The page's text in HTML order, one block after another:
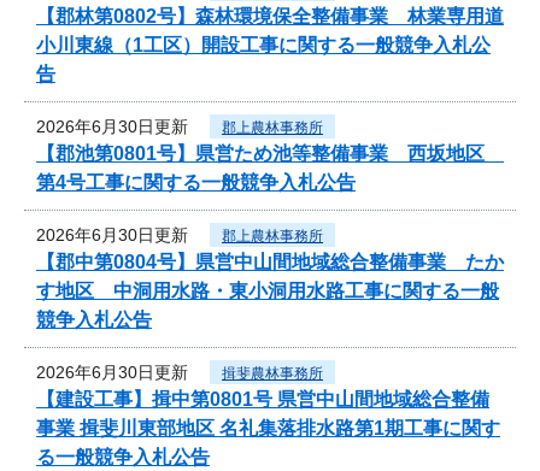
【郡林第0802号】森林環境保全整備事業 林業専用道
小川東線（1工区）開設工事に関する一般競争入札公
告
2026年6月30日更新 郡上農林事務所
【郡池第0801号】県営ため池等整備事業 西坂地区
第4号工事に関する一般競争入札公告
2026年6月30日更新 郡上農林事務所
【郡中第0804号】県営中山間地域総合整備事業 たか
す地区 中洞用水路・東小洞用水路工事に関する一般
競争入札公告
2026年6月30日更新 揖斐農林事務所
【建設工事】揖中第0801号 県営中山間地域総合整備
事業 揖斐川東部地区 名礼集落排水路第1期工事に関す
る一般競争入札公告